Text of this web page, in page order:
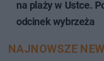
na plaży w Ustce.
odcinek wybrzeża
NAJNOWSZE